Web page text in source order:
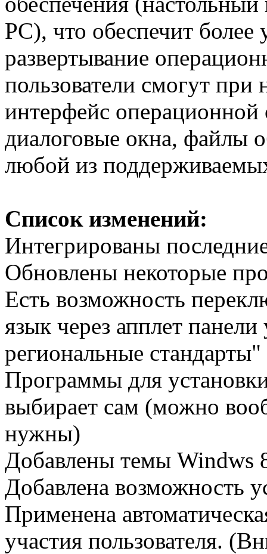
PC), что обеспечит
развертывание
пользователи смогут
интерфейс
диалоговые окна, файлы
любой из
Список изменений:
Интегрированы
Обновлены некоторые
Есть возможность
язык через апплет
региональные стандарты"
Программы для
выбирает сам (можно
нужны)
Добавлены темы Windws
Добавлена возможность
Применена
участия пользователя.